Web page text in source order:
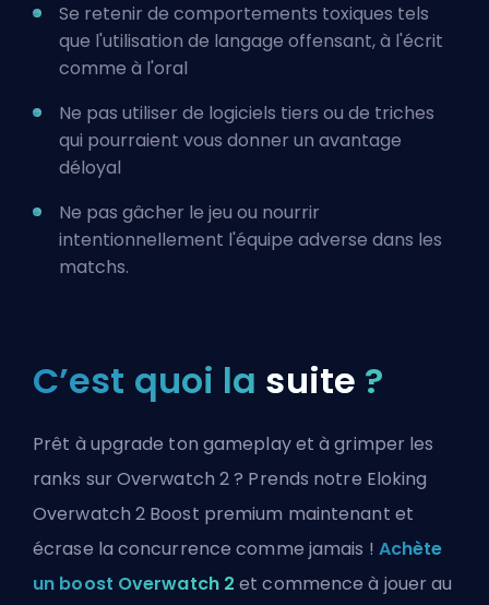
Se retenir de comportements toxiques tels
que l'utilisation de langage offensant, à l'écrit
comme à l'oral
Ne pas utiliser de logiciels tiers ou de triches
qui pourraient vous donner un avantage
déloyal
Ne pas gâcher le jeu ou nourrir
intentionnellement l'équipe adverse dans les
matchs.
C’est quoi la suite ?
Prêt à upgrade ton gameplay et à grimper les
ranks sur Overwatch 2 ? Prends notre Eloking
Overwatch 2 Boost premium maintenant et
écrase la concurrence comme jamais ! Achète
un boost Overwatch 2 et commence à jouer au